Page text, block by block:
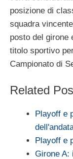
posizione di
squadra
posto del girone
titolo sportivo
Campionato di
Related
Playoff e
Playoff e
Girone A: